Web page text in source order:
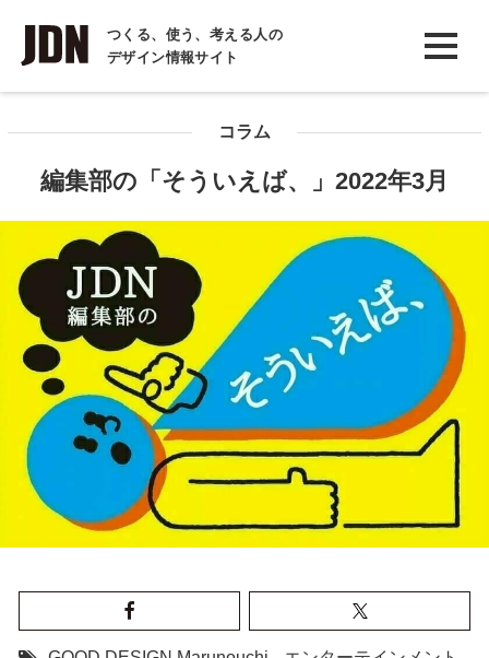
つくる、使う、考える人の
デザイン情報サイト
INTERVIEW
インタビュー
コラム
コラム
編集部の「そういえば、」2022年3月